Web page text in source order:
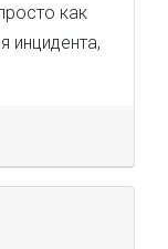
как
инцидента,